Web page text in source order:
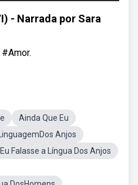
- Narrada por Sara
Ainda Que Eu
LinguagemDos Anjos
Falasse a Língua Dos Anjos